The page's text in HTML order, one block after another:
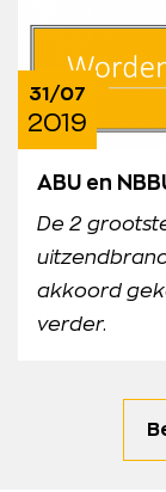
31/07
2019
ABU en
De 2
akkoord
verder.